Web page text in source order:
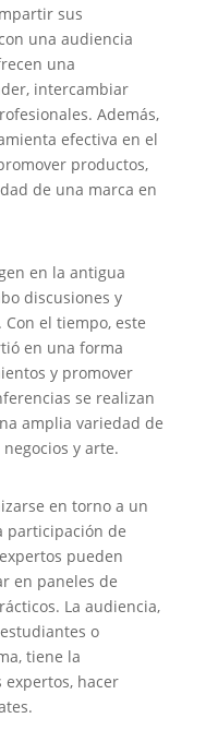
sus
una audiencia
una
intercambiar
Además,
efectiva en el
productos,
de una marca en
en la antigua
discusiones y
el tiempo, este
en una forma
y promover
se realizan
amplia variedad de
y arte.
en torno a un
participación de
pueden
en paneles de
La audiencia,
o
tiene la
hacer